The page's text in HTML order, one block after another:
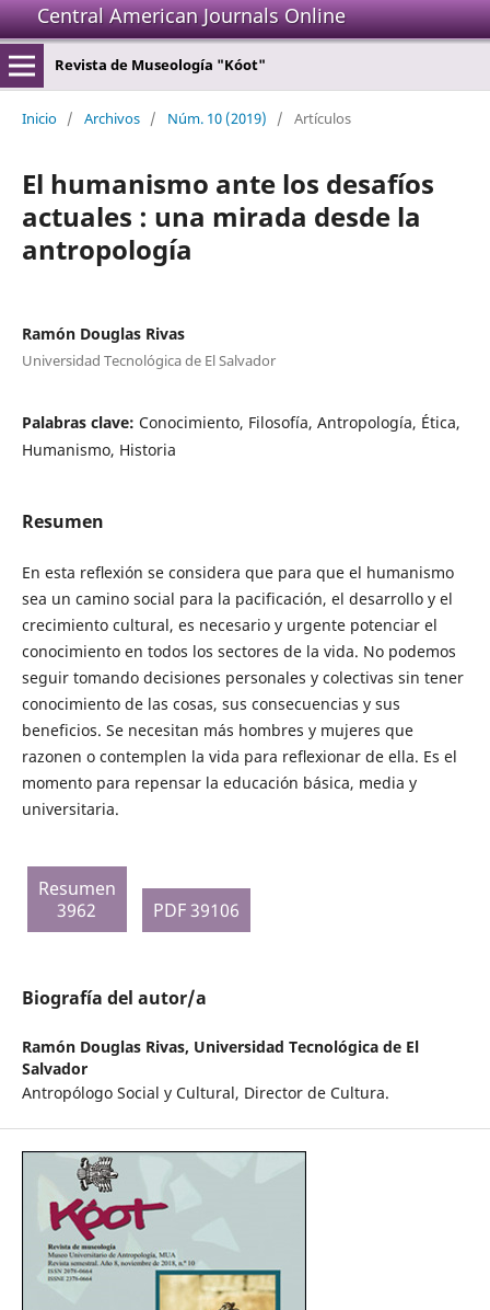
Central American Journals Online
Revista de Museología "Kóot"
Inicio / Archivos / Núm. 10 (2019) / Artículos
El humanismo ante los desafíos
actuales : una mirada desde la
antropología
Ramón Douglas Rivas
Universidad Tecnológica de El Salvador
Palabras clave: Conocimiento, Filosofía, Antropología, Ética,
Humanismo, Historia
Resumen
En esta reﬂexión se considera que para que el humanismo
sea un camino social para la pacificación, el desarrollo y el
crecimiento cultural, es necesario y urgente potenciar el
conocimiento en todos los sectores de la vida. No podemos
seguir tomando decisiones personales y colectivas sin tener
conocimiento de las cosas, sus consecuencias y sus
beneficios. Se necesitan más hombres y mujeres que
razonen o contemplen la vida para reﬂexionar de ella. Es el
momento para repensar la educación básica, media y
universitaria.
Resumen
3962
PDF 39106
Biografía del autor/a
Ramón Douglas Rivas, Universidad Tecnológica de El
Salvador
Antropólogo Social y Cultural, Director de Cultura.